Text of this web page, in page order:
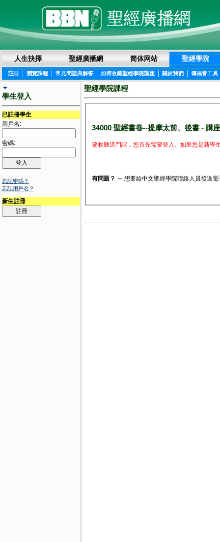
人生抉擇 聖經廣播網 简体网站 聖經學院
註冊 | 瀏覽課程 | 常見問題與解答 | 如何收聽聖經學院講座 | 關於我們 | 傳福音工具
學生登入
已註冊學生
用戶名 :
密碼:
忘記密碼？
忘記用戶名？
新生註冊
聖經學院課程
34000 聖經書卷--提摩太前、後書 - 講
要收聽這門課，您首先需要登入。如果您是新學
有問題？ -- 想要給中文聖經學院聯絡人員發送電